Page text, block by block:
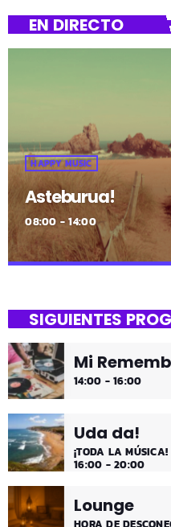
EN DIRECTO
HAPPY MUSIC
Asteburua!
08:00 - 14:00
¡Es fin de semana!
¡Música y más música los
SIGUIENTES
Mi
14:00 - 16:00
Uda da!
¡TODA LA MÚSICA!
16:00 - 20:00
Lounge
HORA DE